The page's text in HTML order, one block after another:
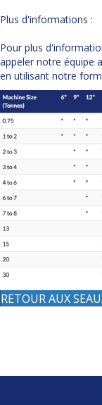
Plus d'informations :
Pour plus
appeler notre équipe
en utilisant notre
RETOUR AUX